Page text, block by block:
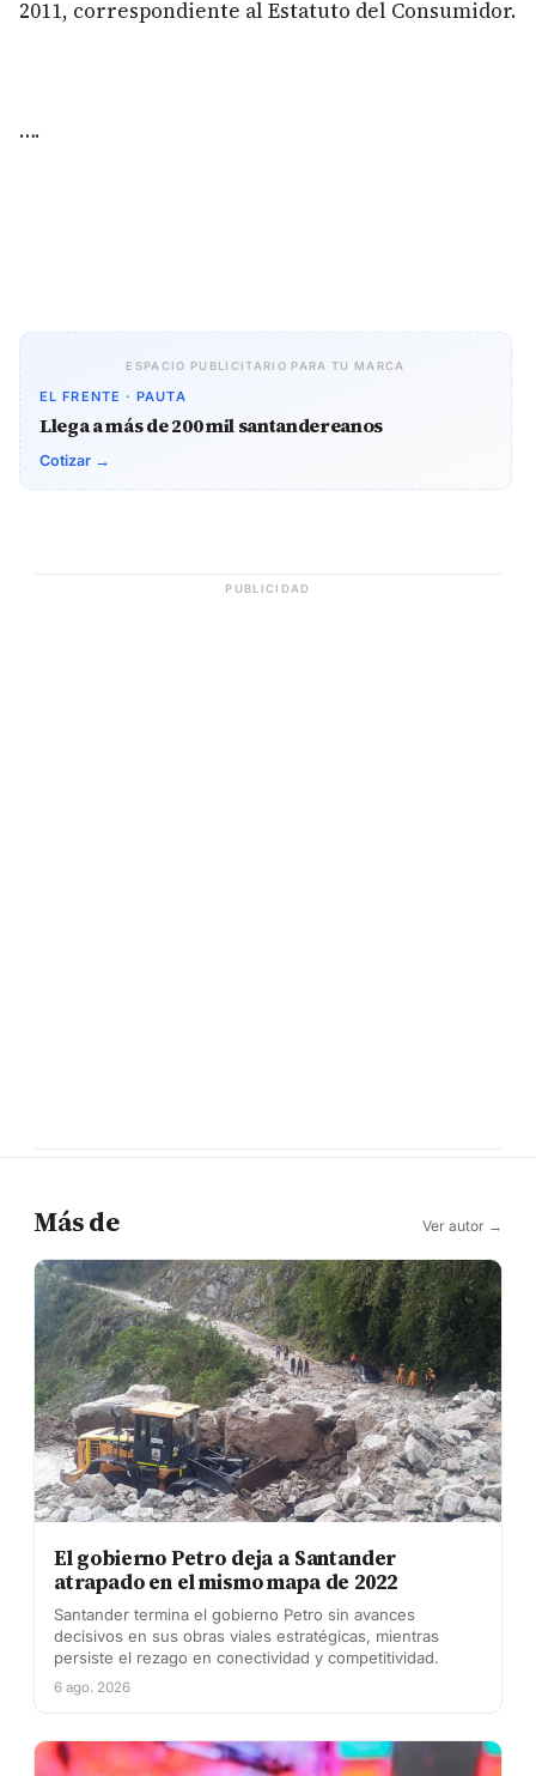
2011, correspondiente al Estatuto del Consumidor.
….
ESPACIO PUBLICITARIO PARA TU MARCA
EL FRENTE · PAUTA
Llega a más de 200 mil santandereanos
Cotizar →
PUBLICIDAD
Más de Ver autor →
El gobierno Petro deja a Santander
atrapado en el mismo mapa de 2022
Santander termina el gobierno Petro sin avances
decisivos en sus obras viales estratégicas, mientras
persiste el rezago en conectividad y competitividad.
6 ago. 2026